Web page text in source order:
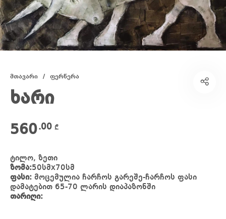
მთავარი / ფერწერა
ხარი
560.00 ₾
ტილო, ზეთი
ზომა:50სმx70სმ
ფასი: მოცემულია ჩარჩოს გარეშე-ჩარჩოს ფასი
დამატებით 65-70 ლარის დიაპაზონში
თარიღი: